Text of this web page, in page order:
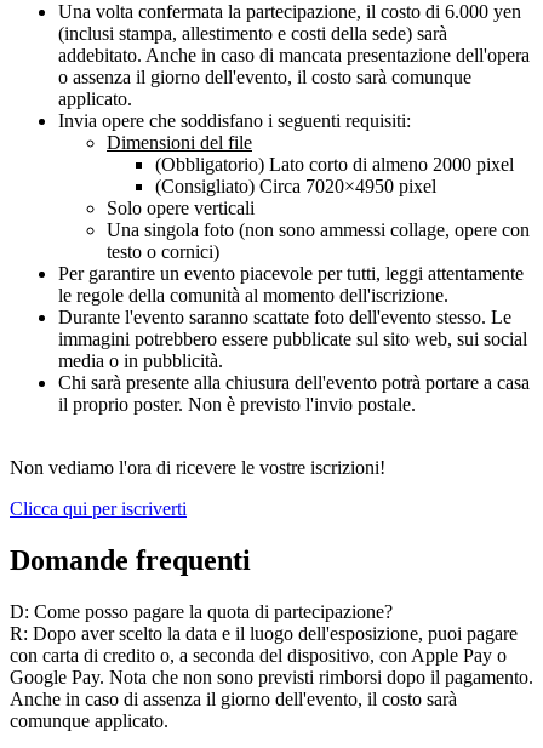
Una volta confermata la partecipazione, il costo di 6.000 yen
(inclusi stampa, allestimento e costi della sede) sarà
addebitato. Anche in caso di mancata presentazione dell'opera
o assenza il giorno dell'evento, il costo sarà comunque
applicato.
Invia opere che soddisfano i seguenti requisiti:
Dimensioni del file
(Obbligatorio) Lato corto di almeno 2000 pixel
(Consigliato) Circa 7020×4950 pixel
Solo opere verticali
Una singola foto (non sono ammessi collage, opere con
testo o cornici)
Per garantire un evento piacevole per tutti, leggi attentamente
le regole della comunità al momento dell'iscrizione.
Durante l'evento saranno scattate foto dell'evento stesso. Le
immagini potrebbero essere pubblicate sul sito web, sui social
media o in pubblicità.
Chi sarà presente alla chiusura dell'evento potrà portare a casa
il proprio poster. Non è previsto l'invio postale.
Non vediamo l'ora di ricevere le vostre iscrizioni!
Clicca qui per iscriverti
Domande frequenti
D: Come posso pagare la quota di partecipazione?
R: Dopo aver scelto la data e il luogo dell'esposizione, puoi pagare
con carta di credito o, a seconda del dispositivo, con Apple Pay o
Google Pay. Nota che non sono previsti rimborsi dopo il pagamento.
Anche in caso di assenza il giorno dell'evento, il costo sarà
comunque applicato.